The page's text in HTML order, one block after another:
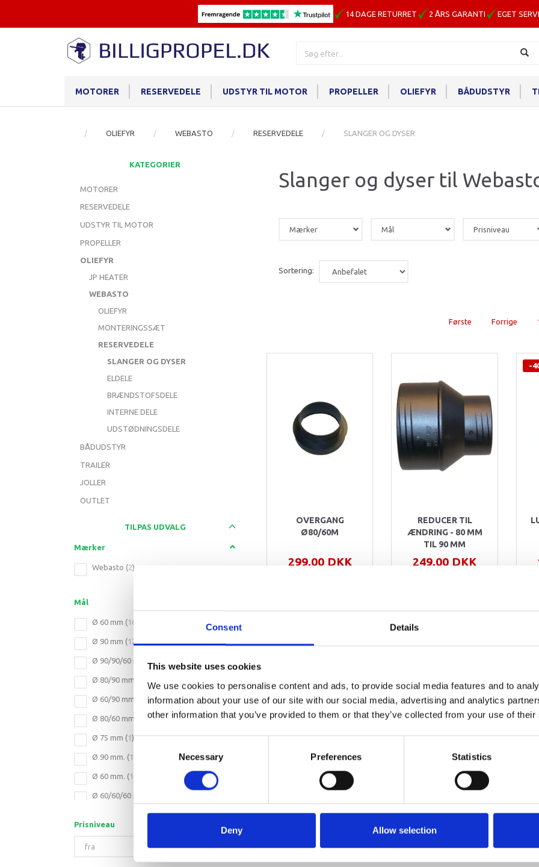
Consent Details
This website uses cookies
We use cookies to personalise content and ads, to provide social media features and to
information about your use of our site with our social media, advertising and analytics
other information that you’ve provided to them or that they’ve collected from your use of
Consent
Necessary Preferences Statistics
Deny Allow selection
14 DAGE RETURRET 2 ÅRS GARANTI EGET
MOTORER RESERVEDELE UDSTYR TIL MOTOR PROPELLER OLIEFYR BÅDUDSTYR
OLIEFYR WEBASTO RESERVEDELE SLANGER OG DYSER
KATEGORIER
MOTORER
RESERVEDELE
UDSTYR TIL MOTOR
PROPELLER
OLIEFYR
JP HEATER
WEBASTO
OLIEFYR
MONTERINGSSÆT
RESERVEDELE
SLANGER OG DYSER
ELDELE
BRÆNDSTOFSDELE
INTERNE DELE
UDSTØDNINGSDELE
BÅDUDSTYR
TRAILER
JOLLER
OUTLET
TILPAS UDVALG
Mærker
Webasto (2)
Mål
Ø 60 mm (16
Ø 90 mm (12
Ø 90/90/60 mm
Ø 80/90 mm
Ø 60/90 mm
Ø 80/60 mm
Ø 75 mm (1)
Ø 90 mm. (1
Ø 60 mm. (1
Ø 60/60/60 mm
Prisniveau
Slanger og dyser til
Mærker Mål Prisniveau
Sortering:
Første Forrige
OVERGANG
Ø80/60M
299,00 DKK
REDUCER TIL
ÆNDRING - 80 MM
TIL 90 MM
249,00 DKK
-
Første Forrige